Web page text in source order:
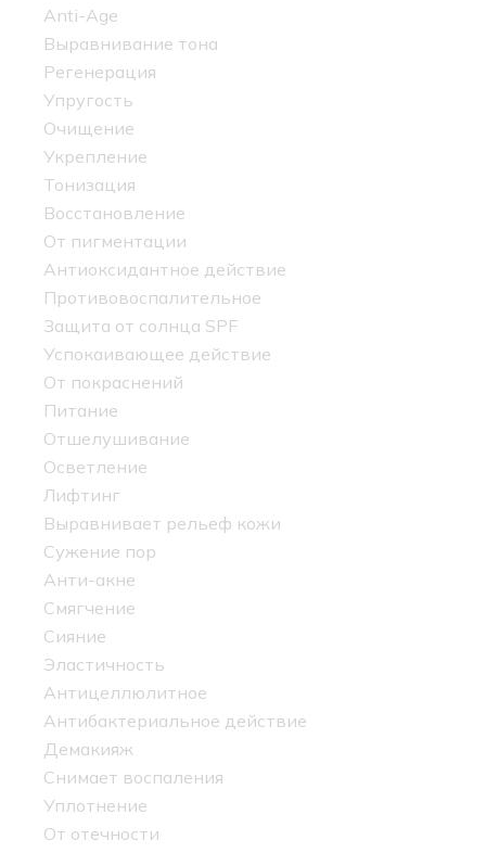
Anti-Age
Выравнивание тона
Регенерация
Упругость
Очищение
Укрепление
Тонизация
Восстановление
От пигментации
Антиоксидантное действие
Противовоспалительное
Защита от солнца SPF
Успокаивающее действие
От покраснений
Питание
Отшелушивание
Осветление
Лифтинг
Выравнивает рельеф кожи
Сужение пор
Анти-акне
Смягчение
Сияние
Эластичность
Антицеллюлитное
Антибактериальное действие
Демакияж
Снимает воспаления
Уплотнение
От отечности